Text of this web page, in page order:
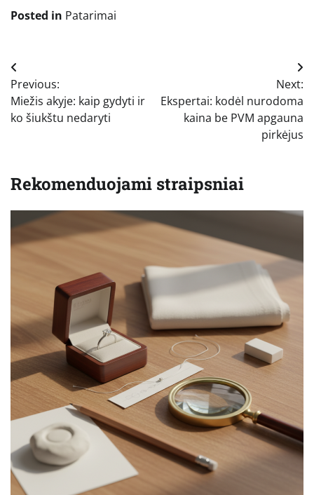
Posted in Patarimai
Navigacija
tarp
įrašų
Previous:
Miežis akyje: kaip gydyti ir
ko šiukštu nedaryti
Next:
Ekspertai: kodėl nurodoma
kaina be PVM apgauna
pirkėjus
Rekomenduojami straipsniai